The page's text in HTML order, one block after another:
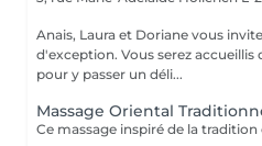
Anais, Laura et Doriane vous
d'exception. Vous serez accueillis dans un cadre raffiné et feutré
pour y passer un déli...
Massage Oriental